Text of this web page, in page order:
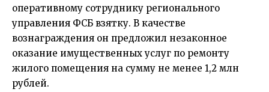
оперативному сотруднику регионального
управления ФСБ взятку. В качестве
вознаграждения он предложил незаконное
оказание имущественных услуг по ремонту
жилого помещения на сумму не менее 1,2 млн
рублей.